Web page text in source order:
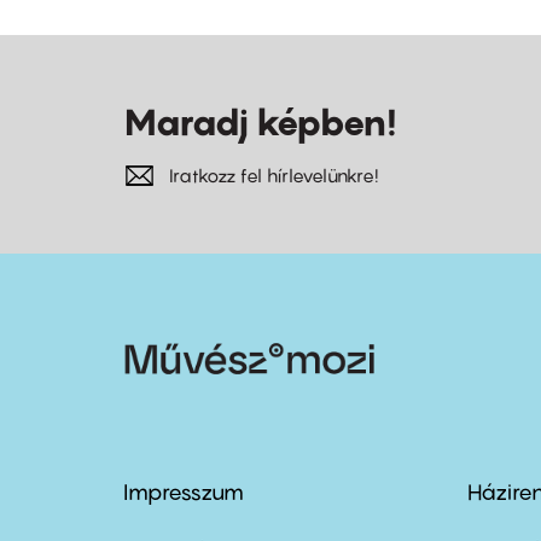
Maradj képben!
Iratkozz fel hírlevelünkre!
Footer
Impresszum